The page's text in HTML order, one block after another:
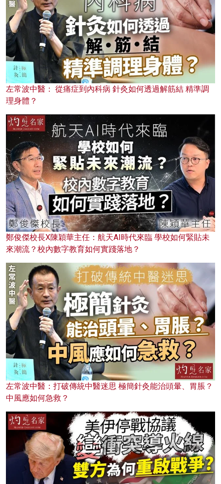
左常波中醫： 從痛症到內科病 針灸如何透過解筋結 精準調
理身體？
鄭俊傑校長X陳穎華主任：航天AI時代來臨 學校如何緊貼未
來潮流？校內數字教育如何實踐落地？
左常波中醫：打破傳統中醫迷思 極簡針灸能治頭暈、胃脹？
中風應如何急救？